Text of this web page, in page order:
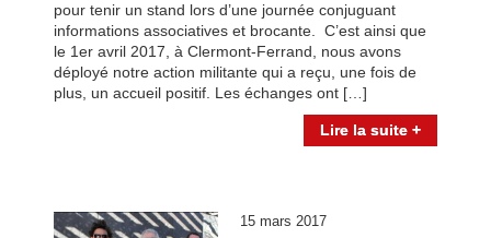
pour tenir un stand lors d’une journée conjuguant
informations associatives et brocante. C’est ainsi que
le 1er avril 2017, à Clermont-Ferrand, nous avons
déployé notre action militante qui a reçu, une fois de
plus, un accueil positif. Les échanges ont […]
Lire la suite +
15 mars 2017